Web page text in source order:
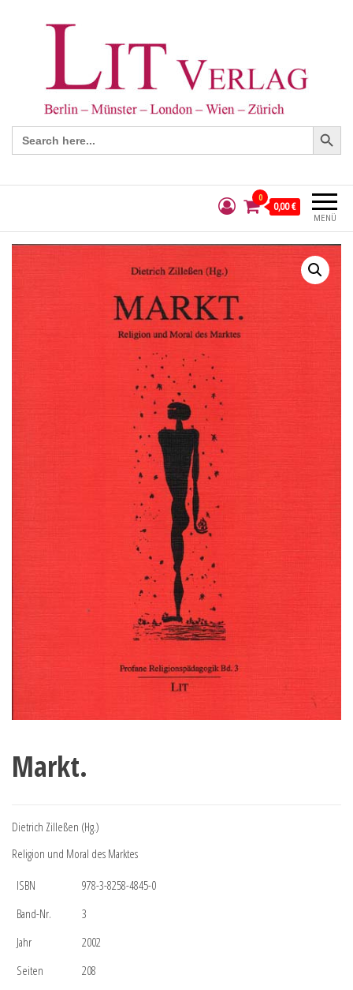
Search
for:
Search Button
MENÜ
0
0,00 €
Markt.
Dietrich Zilleßen (Hg.)
Religion und Moral des Marktes
ISBN
978-3-8258-4845-0
Band-Nr.
3
Jahr
2002
Seiten
208